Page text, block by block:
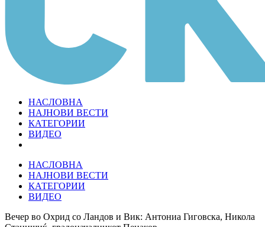
НАСЛОВНА
НАЈНОВИ ВЕСТИ
КАТЕГОРИИ
ВИДЕО
НАСЛОВНА
НАЈНОВИ ВЕСТИ
КАТЕГОРИИ
ВИДЕО
Вечер во Охрид со Ландов и Вик: Антониа Гиговска, Никола